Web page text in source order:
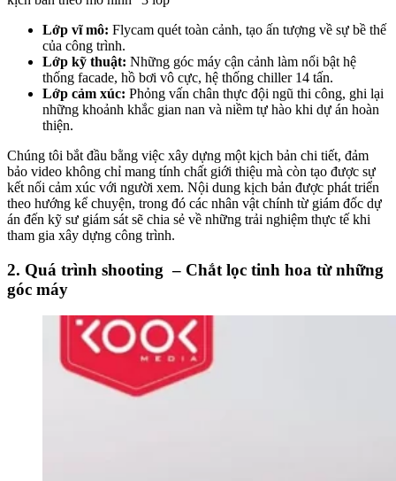
Lớp vĩ mô: Flycam quét toàn cảnh, tạo ấn tượng về sự bề thế
của công trình.
Lớp kỹ thuật: Những góc máy cận cảnh làm nổi bật hệ
thống facade, hồ bơi vô cực, hệ thống chiller 14 tấn.
Lớp cảm xúc: Phỏng vấn chân thực đội ngũ thi công, ghi lại
những khoảnh khắc gian nan và niềm tự hào khi dự án hoàn
thiện.
Chúng tôi bắt đầu bằng việc xây dựng một kịch bản chi tiết, đảm
bảo video không chỉ mang tính chất giới thiệu mà còn tạo được sự
kết nối cảm xúc với người xem. Nội dung kịch bản được phát triển
theo hướng kể chuyện, trong đó các nhân vật chính từ giám đốc dự
án đến kỹ sư giám sát sẽ chia sẻ về những trải nghiệm thực tế khi
tham gia xây dựng công trình.
2. Quá trình shooting – Chắt lọc tinh hoa từ những
góc máy